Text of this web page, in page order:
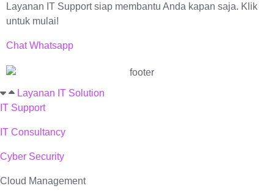
Layanan IT Support siap membantu Anda kapan saja. Klik
untuk mulai!
Chat Whatsapp
Layanan IT Solution
IT Support
IT Consultancy
Cyber Security
Cloud Management